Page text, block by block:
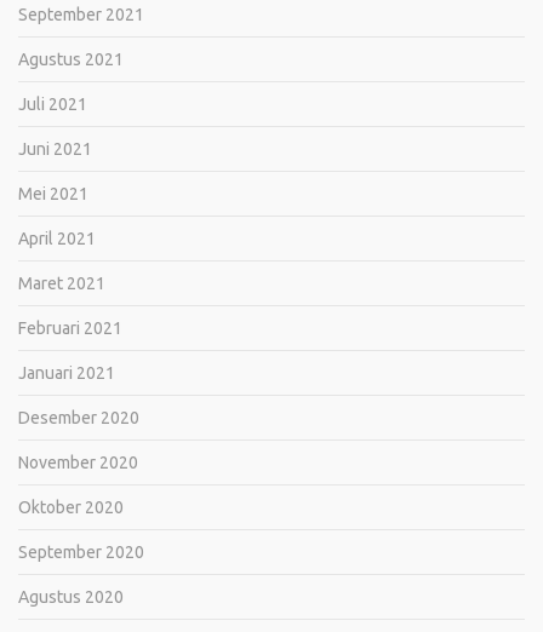
September 2021
Agustus 2021
Juli 2021
Juni 2021
Mei 2021
April 2021
Maret 2021
Februari 2021
Januari 2021
Desember 2020
November 2020
Oktober 2020
September 2020
Agustus 2020